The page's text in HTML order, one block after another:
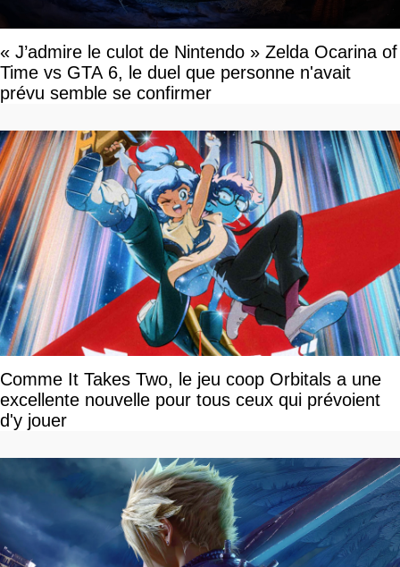
« J’admire le culot de Nintendo » Zelda Ocarina of
Time vs GTA 6, le duel que personne n'avait
prévu semble se confirmer
Comme It Takes Two, le jeu coop Orbitals a une
excellente nouvelle pour tous ceux qui prévoient
d'y jouer